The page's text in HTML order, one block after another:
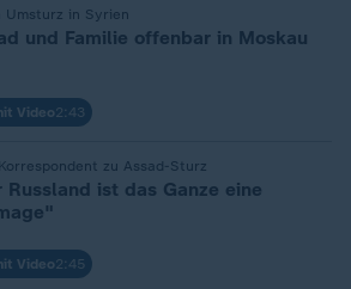
Umsturz in Syrien
und Familie offenbar in Moskau
Video2:43
zu Assad-Sturz
Russland ist das Ganze eine
Video2:45